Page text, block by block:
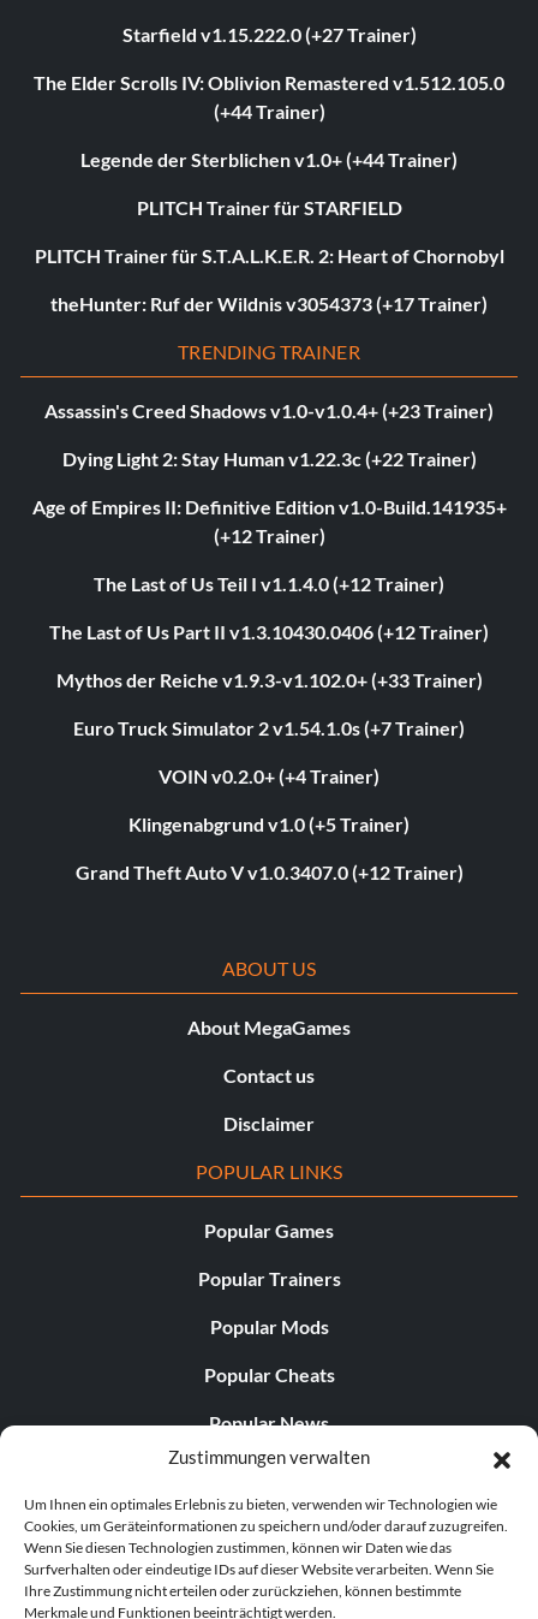
Zustimmungen verwalten
Um Ihnen ein optimales Erlebnis zu bieten, verwenden wir Technologien wie
Cookies, um Geräteinformationen zu speichern und/oder darauf zuzugreifen.
Wenn Sie diesen Technologien zustimmen, können wir Daten wie das
Surfverhalten oder eindeutige IDs auf dieser Website verarbeiten. Wenn Sie
Ihre Zustimmung nicht erteilen oder zurückziehen, können bestimmte
Merkmale und Funktionen beeinträchtigt werden.
Starfield v1.15.222.0 (+27 Trainer)
The Elder Scrolls IV: Oblivion Remastered v1.512.105.0
(+44 Trainer)
Legende der Sterblichen v1.0+ (+44 Trainer)
PLITCH Trainer für STARFIELD
PLITCH Trainer für S.T.A.L.K.E.R. 2: Heart of Chornobyl
theHunter: Ruf der Wildnis v3054373 (+17 Trainer)
TRENDING TRAINER
Assassin's Creed Shadows v1.0-v1.0.4+ (+23 Trainer)
Dying Light 2: Stay Human v1.22.3c (+22 Trainer)
Age of Empires II: Definitive Edition v1.0-Build.141935+
(+12 Trainer)
The Last of Us Teil I v1.1.4.0 (+12 Trainer)
The Last of Us Part II v1.3.10430.0406 (+12 Trainer)
Mythos der Reiche v1.9.3-v1.102.0+ (+33 Trainer)
Euro Truck Simulator 2 v1.54.1.0s (+7 Trainer)
VOIN v0.2.0+ (+4 Trainer)
Klingenabgrund v1.0 (+5 Trainer)
Grand Theft Auto V v1.0.3407.0 (+12 Trainer)
ABOUT US
About MegaGames
Contact us
Disclaimer
POPULAR LINKS
Popular Games
Popular Trainers
Popular Mods
Popular Cheats
Popular News
Popular Editorials
Popular Free Games
LATEST UPDATES